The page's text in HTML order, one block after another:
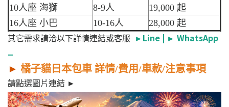
10人座 海獅
8-9人
19,000 起
16人座 小巴
10-16人 28,000 起
其它需求請洽以下詳情連結或客服 ►Line | ► WhatsApp
► 橘子貓日本包車 詳情/費用/車款/注意事項
請點選圖片連結 ►